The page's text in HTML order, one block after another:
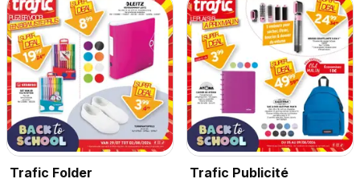
Trafic Folder Trafic Publicité